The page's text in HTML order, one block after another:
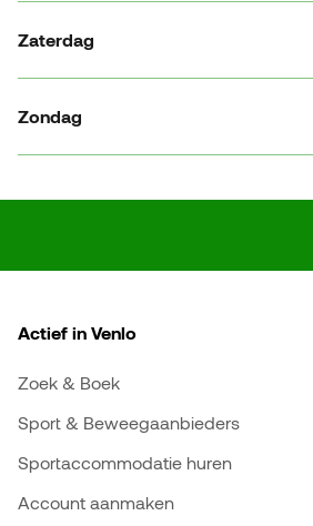
Zaterdag
Zondag
Actief in Venlo
Zoek & Boek
Sport & Beweegaanbieders
Sportaccommodatie huren
Account aanmaken